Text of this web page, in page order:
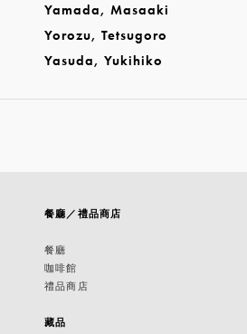
Yamada, Masaaki
Yorozu, Tetsugoro
Yasuda, Yukihiko
餐廳／禮品商店
餐廳
咖啡館
禮品商店
藏品